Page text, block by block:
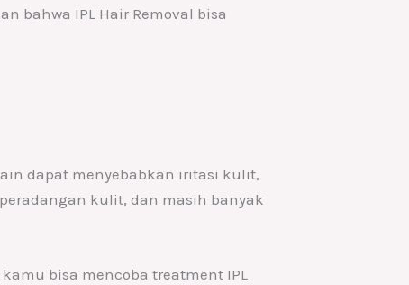
bahwa IPL Hair Removal bisa
dapat menyebabkan iritasi kulit,
kulit, dan masih banyak
bisa mencoba treatment IPL